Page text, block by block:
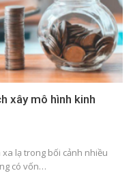
xây mô hình kinh
lạ trong bối cảnh nhiều
có vốn…